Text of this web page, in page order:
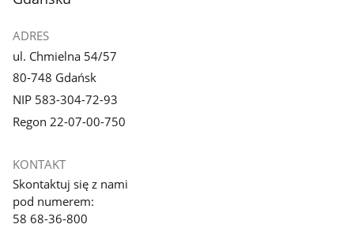
ADRES
ul. Chmielna 54/57
80-748 Gdańsk
NIP 583-304-72-93
Regon 22-07-00-750
KONTAKT
Skontaktuj się z nami
pod numerem:
58 68-36-800